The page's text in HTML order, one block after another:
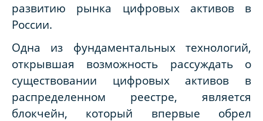
развитию рынка цифровых активов в
России.
Одна из фундаментальных технологий,
открывшая возможность рассуждать о
существовании цифровых активов в
распределенном реестре, является
блокчейн, который впервые обрел